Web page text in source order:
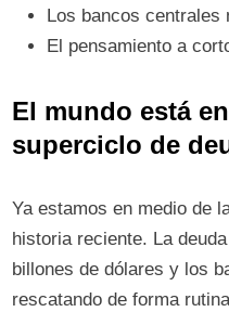
Los bancos centrales
El pensamiento a
El mundo está
superciclo de
Ya estamos en medio de
historia reciente. La
billones de dólares y los
rescatando de forma